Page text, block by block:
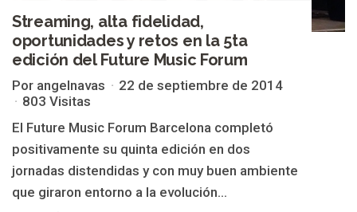
Streaming, alta fidelidad,
oportunidades y retos en la 5ta
edición del Future Music Forum
Por angelnavas
22 de septiembre de 2014
803 Visitas
El Future Music Forum Barcelona completó
positivamente su quinta edición en dos
jornadas distendidas y con muy buen ambiente
que giraron entorno a la evolución...